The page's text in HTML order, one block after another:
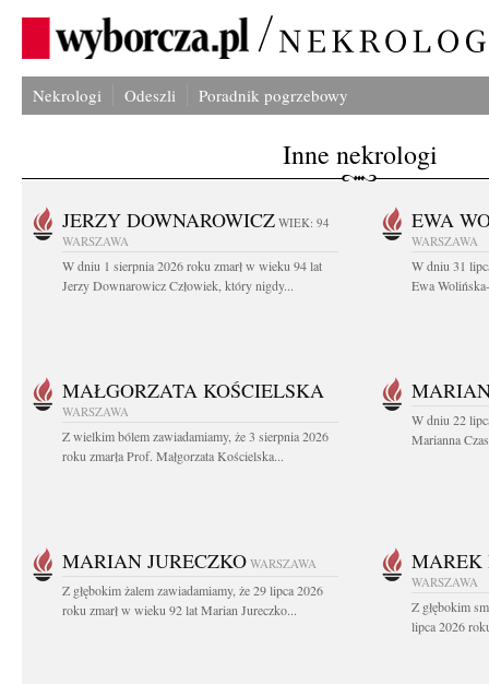
Nekrologi Odeszli Poradnik pogrzebowy
Inne nekrologi
JERZY DOWNAROWICZ WIEK: 94
WARSZAWA
W dniu 1 sierpnia 2026 roku zmarł w wieku 94 lat
Jerzy Downarowicz Człowiek, który nigdy...
EWA
WARSZAWA
W dniu 31
Ewa
MAŁGORZATA KOŚCIELSKA
WARSZAWA
Z wielkim bólem zawiadamiamy, że 3 sierpnia 2026
roku zmarła Prof. Małgorzata Kościelska...
W dniu 22
Marianna
MARIAN JURECZKO WARSZAWA
Z głębokim żalem zawiadamiamy, że 29 lipca 2026
roku zmarł w wieku 92 lat Marian Jureczko...
MAREK
WARSZAWA
Z głębokim
lipca 2026